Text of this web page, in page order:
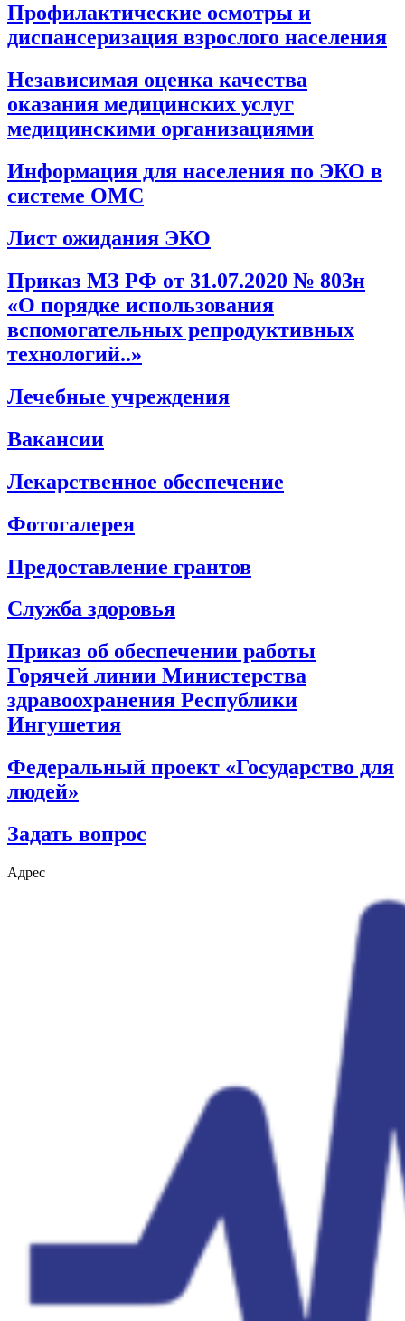
Профилактические осмотры и
диспансеризация взрослого населения
Независимая оценка качества
оказания медицинских услуг
медицинскими организациями
Информация для населения по ЭКО в
системе ОМС
Лист ожидания ЭКО
Приказ МЗ РФ от 31.07.2020 № 803н
«О порядке использования
вспомогательных репродуктивных
технологий..»
Лечебные учреждения
Вакансии
Лекарственное обеспечение
Фотогалерея
Предоставление грантов
Служба здоровья
Приказ об обеспечении работы
Горячей линии Министерства
здравоохранения Республики
Ингушетия
Федеральный проект «Государство для
людей»
Задать вопрос
Адрес